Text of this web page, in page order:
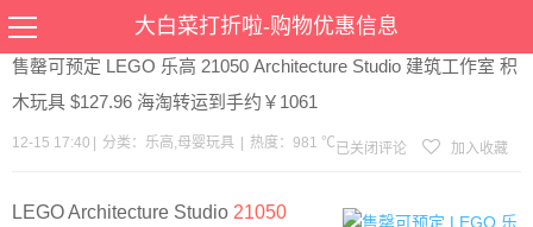
大白菜打折啦-购物优惠信息
当前位置： 优惠>乐高母婴玩具>文章详情
售罄可预定 LEGO 乐高 21050 Architecture Studio 建筑工作室 积
木玩具 $127.96 海淘转运到手约￥1061
12-15 17:40 分类： 乐高,母婴玩具 热度：981 ℃ 已关闭评论 加入收藏
LEGO Architecture Studio 21050